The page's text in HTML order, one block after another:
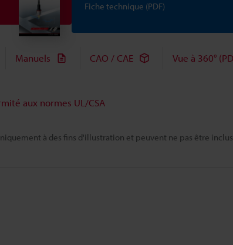
à des fins d'illustration et peuvent ne pas être
Fiche technique (PDF)
Manuels CAO / CAE Vue à 360°
aux normes UL/CSA